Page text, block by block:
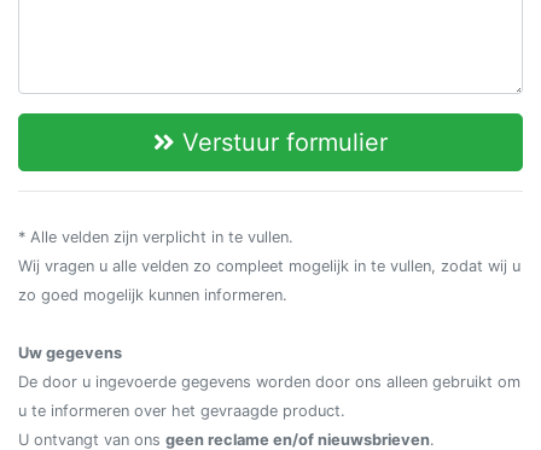
Verstuur formulier
* Alle velden zijn verplicht in te vullen.
Wij vragen u alle velden zo compleet mogelijk in te vullen, zodat wij u
zo goed mogelijk kunnen informeren.
Uw gegevens
De door u ingevoerde gegevens worden door ons alleen gebruikt om
u te informeren over het gevraagde product.
U ontvangt van ons geen reclame en/of nieuwsbrieven.